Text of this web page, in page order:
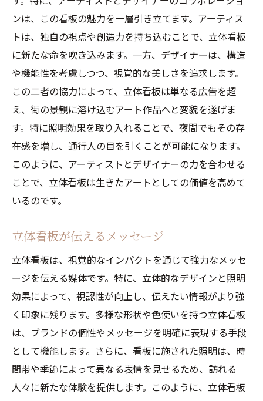
ンは、この看板の魅力を一層引き立てます。アーティス
トは、独自の視点や創造力を持ち込むことで、立体看板
に新たな命を吹き込みます。一方、デザイナーは、構造
や機能性を考慮しつつ、視覚的な美しさを追求します。
この二者の協力によって、立体看板は単なる広告を超
え、街の景観に溶け込むアート作品へと変貌を遂げま
す。特に照明効果を取り入れることで、夜間でもその存
在感を増し、通行人の目を引くことが可能になります。
このように、アーティストとデザイナーの力を合わせる
ことで、立体看板は生きたアートとしての価値を高めて
いるのです。
立体看板が伝えるメッセージ
立体看板は、視覚的なインパクトを通じて強力なメッセ
ージを伝える媒体です。特に、立体的なデザインと照明
効果によって、視認性が向上し、伝えたい情報がより強
く印象に残ります。多様な形状や色使いを持つ立体看板
は、ブランドの個性やメッセージを明確に表現する手段
として機能します。さらに、看板に施された照明は、時
間帯や季節によって異なる表情を見せるため、訪れる
人々に新たな体験を提供します。このように、立体看板